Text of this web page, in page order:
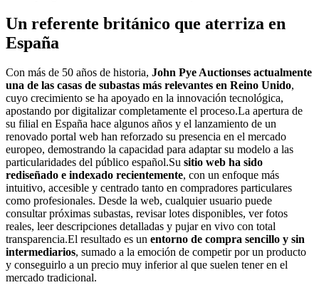
Un referente británico que aterriza en
España
Con más de 50 años de historia, John Pye Auctionses actualmente
una de las casas de subastas más relevantes en Reino Unido,
cuyo crecimiento se ha apoyado en la innovación tecnológica,
apostando por digitalizar completamente el proceso.La apertura de
su filial en España hace algunos años y el lanzamiento de un
renovado portal web han reforzado su presencia en el mercado
europeo, demostrando la capacidad para adaptar su modelo a las
particularidades del público español.Su sitio web ha sido
rediseñado e indexado recientemente, con un enfoque más
intuitivo, accesible y centrado tanto en compradores particulares
como profesionales. Desde la web, cualquier usuario puede
consultar próximas subastas, revisar lotes disponibles, ver fotos
reales, leer descripciones detalladas y pujar en vivo con total
transparencia.El resultado es un entorno de compra sencillo y sin
intermediarios, sumado a la emoción de competir por un producto
y conseguirlo a un precio muy inferior al que suelen tener en el
mercado tradicional.